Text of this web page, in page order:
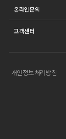
온라인문의
고객센터
개인정보처리방침